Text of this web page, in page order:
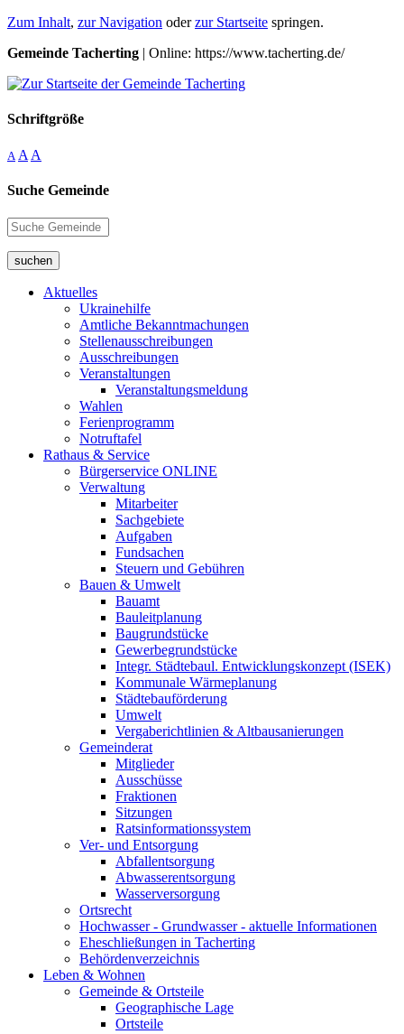
Zum Inhalt, zur Navigation oderzur Startseite springen.
Gemeinde Tacherting | Online: https://www.tacherting.de/
Schriftgröße
A A A
Suche Gemeinde
suchen
Aktuelles
Ukrainehilfe
Amtliche Bekanntmachungen
Stellenausschreibungen
Ausschreibungen
Veranstaltungen
Veranstaltungsmeldung
Wahlen
Ferienprogramm
Notruftafel
Rathaus & Service
Bürgerservice ONLINE
Verwaltung
Mitarbeiter
Sachgebiete
Aufgaben
Fundsachen
Steuern und Gebühren
Bauen & Umwelt
Bauamt
Bauleitplanung
Baugrundstücke
Gewerbegrundstücke
Integr. Städtebaul. Entwicklungskonzept (ISEK)
Kommunale Wärmeplanung
Städtebauförderung
Umwelt
Vergaberichtlinien & Altbausanierungen
Gemeinderat
Mitglieder
Ausschüsse
Fraktionen
Sitzungen
Ratsinformationssystem
Ver- und Entsorgung
Abfallentsorgung
Abwasserentsorgung
Wasserversorgung
Ortsrecht
Hochwasser - Grundwasser - aktuelle Informationen
Eheschließungen in Tacherting
Behördenverzeichnis
Leben & Wohnen
Gemeinde & Ortsteile
Geographische Lage
Ortsteile